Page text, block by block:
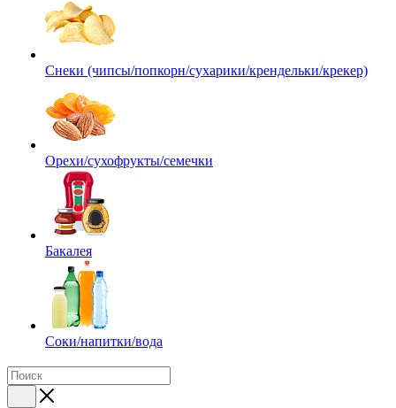
Снеки (чипсы/попкорн/сухарики/крендельки/крекер)
Орехи/сухофрукты/семечки
Бакалея
Соки/напитки/вода